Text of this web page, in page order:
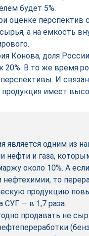
будет 5%.
оценке перспектив
а на ёмкость
Конова, доля
20%. В то же время
И
продукция имеет
является одним из
нефти и газа,
около 10%. А
нефтехимии, то
продукцию
СУГ — в 1,7 раза.
продавать не